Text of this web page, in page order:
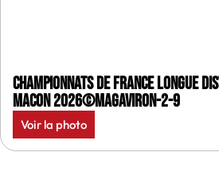
Championnats de France longue
Macon 2026©MagAviron-2-9
Voir la photo